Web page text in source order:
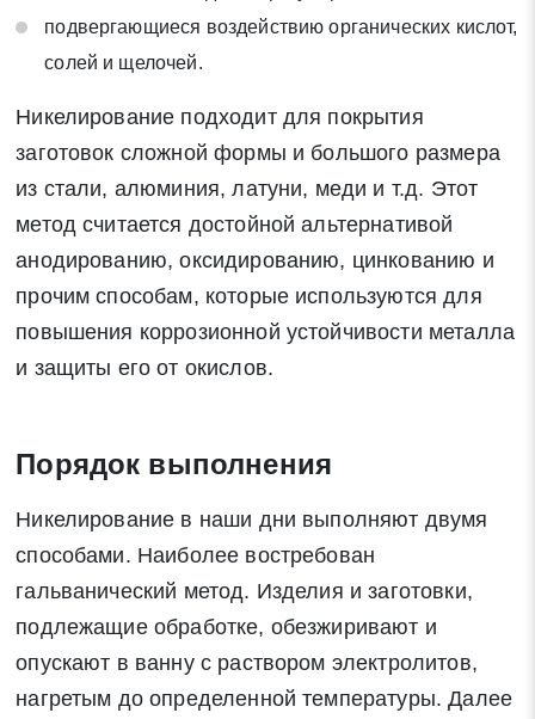
Поиск
подвергающиеся воздействию органических кислот,
солей и щелочей.
Никелирование подходит для покрытия
заготовок сложной формы и большого размера
из стали, алюминия, латуни, меди и т.д. Этот
метод считается достойной альтернативой
анодированию, оксидированию, цинкованию и
прочим способам, которые используются для
повышения коррозионной устойчивости металла
и защиты его от окислов.
Порядок выполнения
Никелирование в наши дни выполняют двумя
способами. Наиболее востребован
гальванический метод. Изделия и заготовки,
подлежащие обработке, обезжиривают и
опускают в ванну с раствором электролитов,
нагретым до определенной температуры. Далее
Закрыть
Отправить заявку
Нажимая на кнопку «Отправить заявку» Вы даете согласие
на обработку своих персональных данных в соответствии со
«О персональных данных», а также соглашаетесь на
информационную рассылку по средством e-mail или СМС